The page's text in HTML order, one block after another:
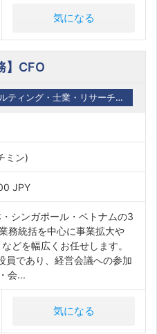
気になる
】CFO
その他（コンサルティング・士業・リサーチ関係）
ミン)
JPY
シンガポール・ベトナムの3
務統括を中心に事業拡大や
どを幅広くお任せします。
員であり、経営会議への参加
会...
気になる